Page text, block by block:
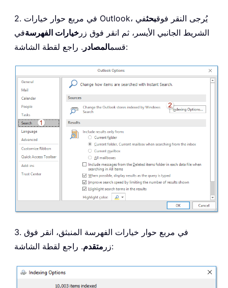
2. في مربع حوار خيارات Outlook، يُرجى النقر فوقبحثفي
الشريط الجانبي الأيسر، ثم انقر فوق زر خيارات الفهرسةفي
قسمالمصادر . راجع لقطة الشاشة:
3. في مربع حوار خيارات الفهرسة المنبثق، انقر فوق
زر متقدم . راجع لقطة الشاشة: